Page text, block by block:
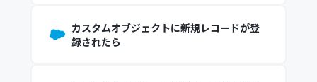
カスタムオブジェクトに新規レコードが登
録されたら